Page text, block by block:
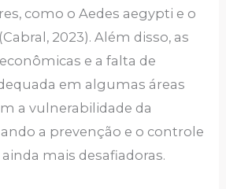
como o Aedes aegypti e o
2023). Além disso, as
e a falta de
em algumas áreas
a vulnerabilidade da
a prevenção e o controle
mais desafiadoras.